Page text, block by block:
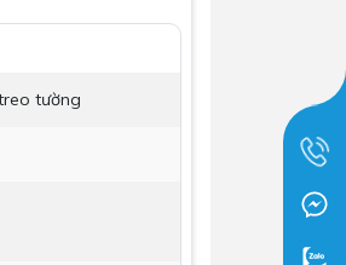
Cần Thơ – Chuyên
Sen Vòi và Phụ
và Tận Tâm
Cần Thơ –
tường